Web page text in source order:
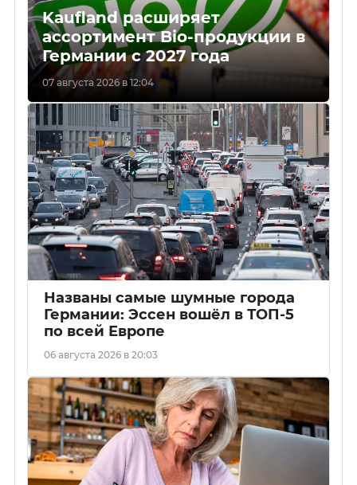
Kaufland расширяет
ассортимент Bio-продукции в
Германии с 2027 года
07 августа 2026 в 12:04
Названы самые шумные города
Германии: Эссен вошёл в ТОП-5
по всей Европе
06 августа 2026 в 20:03